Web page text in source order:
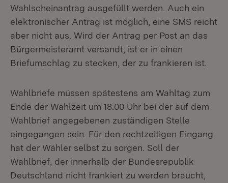
Wahlscheinantrag ausgefüllt werden. Auch ein
elektronischer Antrag ist möglich, eine SMS reicht
aber nicht aus. Wird der Antrag per Post an das
Bürgermeisteramt versandt, ist er in einen
Briefumschlag zu stecken, der zu frankieren ist.
Wahlbriefe müssen spätestens am Wahltag zum
Ende der Wahlzeit um 18:00 Uhr bei der auf dem
Wahlbrief angegebenen zuständigen Stelle
eingegangen sein. Für den rechtzeitigen Eingang
hat der Wähler selbst zu sorgen. Soll der
Wahlbrief, der innerhalb der Bundesrepublik
Deutschland nicht frankiert zu werden braucht,